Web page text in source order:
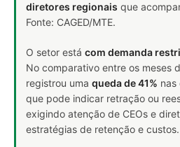
diretores regionais que
Fonte: CAGED/MTE.
O setor está com demanda
No comparativo entre os meses
registrou uma queda de 41%
que pode indicar retração ou
exigindo atenção de CEOs e
estratégias de retenção e custos.